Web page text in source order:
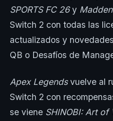
SPORTS FC 26y
Switch 2 con todas las
actualizados y
QB o Desafíos de
Apex Legendsvuelve al
Switch 2 con
se viene SHINOBI: Art of